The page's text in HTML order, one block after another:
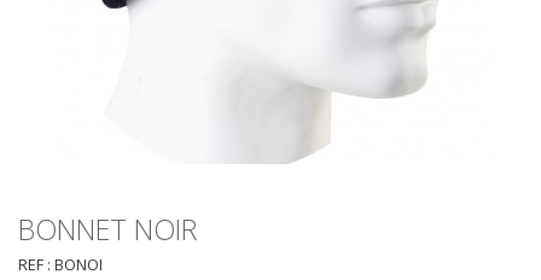
BONNET NOIR
REF : BONOI